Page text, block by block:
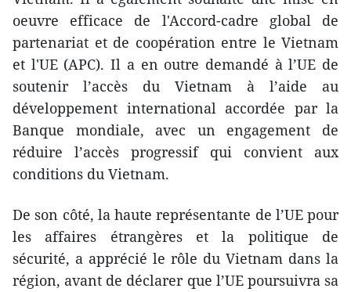
oeuvre efficace de l'Accord-cadre global de
partenariat et de coopération entre le Vietnam
et l'UE (APC). Il a en outre demandé à l’UE de
soutenir l’accès du Vietnam à l’aide au
développement international accordée par la
Banque mondiale, avec un engagement de
réduire l’accès progressif qui convient aux
conditions du Vietnam.
De son côté, la haute représentante de l’UE pour
les affaires étrangères et la politique de
sécurité, a apprécié le rôle du Vietnam dans la
région, avant de déclarer que l’UE poursuivra sa